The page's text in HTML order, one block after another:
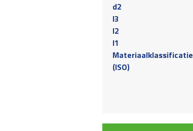
d2
l3
l2
l1
Materiaalklassificatie
(ISO)